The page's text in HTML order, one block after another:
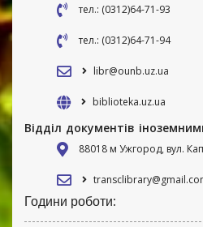
тел.: (0312)64-71-93
тел.: (0312)64-71-94
libr@ounb.uz.ua
biblioteka.uz.ua
Відділ документів
88018 м Ужгород, вул.
Години роботи: